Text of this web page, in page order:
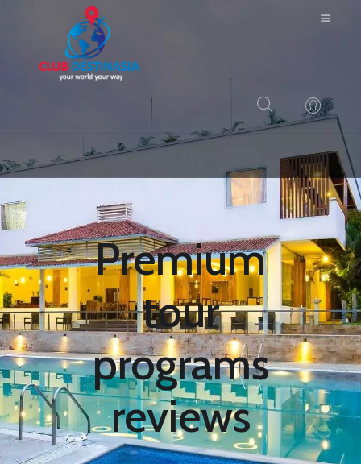
Premium
tour
programs
reviews
HOME
ABOUT US
RESORTS
BLOG
LOGIN
CONTACTS